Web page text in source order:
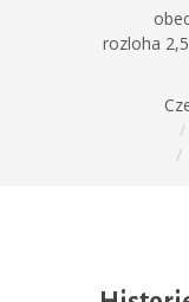
rozloha